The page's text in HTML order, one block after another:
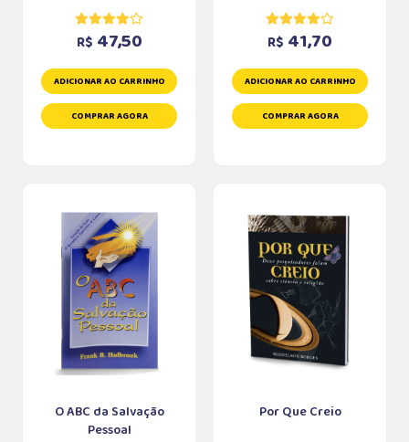
R$ 47,50
ADICIONAR AO CARRINHO
COMPRAR AGORA
R$ 41,70
ADICIONAR AO CARRINHO
COMPRAR AGORA
O ABC da Salvação
Pessoal
Por Que Creio